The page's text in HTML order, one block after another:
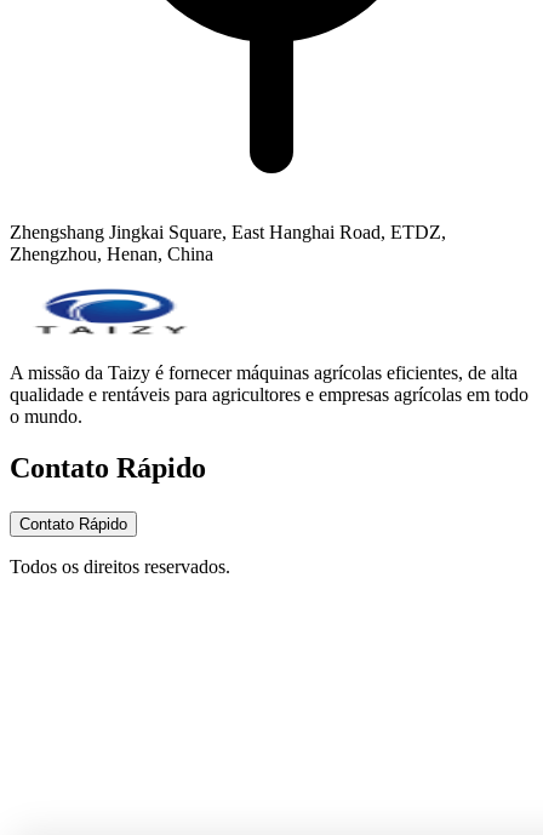
Zhengshang Jingkai Square, East Hanghai Road, ETDZ,
Zhengzhou, Henan, China
A missão da Taizy é fornecer máquinas agrícolas eficientes, de alta
qualidade e rentáveis para agricultores e empresas agrícolas em todo
o mundo.
Contato Rápido
Contato Rápido
Todos os direitos reservados.